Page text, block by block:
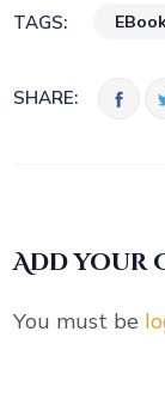
TAGS:
SHARE:
Add your
You must be